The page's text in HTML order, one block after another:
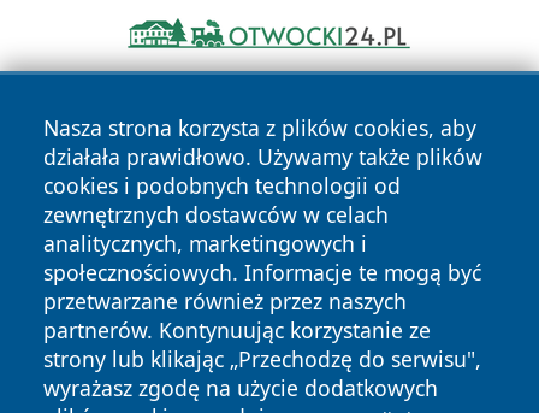
Nasza strona korzysta z plików cookies, aby
działała prawidłowo. Używamy także plików
cookies i podobnych technologii od
zewnętrznych dostawców w celach
analitycznych, marketingowych i
społecznościowych. Informacje te mogą być
przetwarzane również przez naszych
partnerów. Kontynuując korzystanie ze
strony lub klikając „Przechodzę do serwisu",
wyrażasz zgodę na użycie dodatkowych
Copyright © 2026 24slupsk.pl Wszystkie prawa zastrzeżone.
News Autorzy
Polityka
Prywatności
Polityka
Cookies